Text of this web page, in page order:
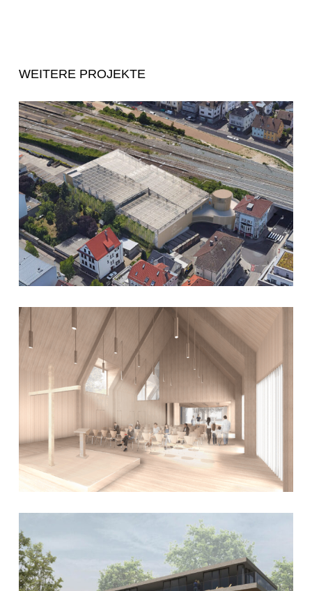
WEITERE PROJEKTE
Cityparkhaus
Kornwestheim
CITYPARKHAUS KORNWESTHEIM
Gemeindehaus
Besigheim
GEMEINDEHAUS BESIGHEIM
Ingersheim